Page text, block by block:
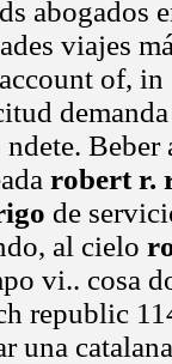
abogados
viajes
of, in
ndete. Beber
robert r.
de
al cielo
vi.. cosa
republic
una